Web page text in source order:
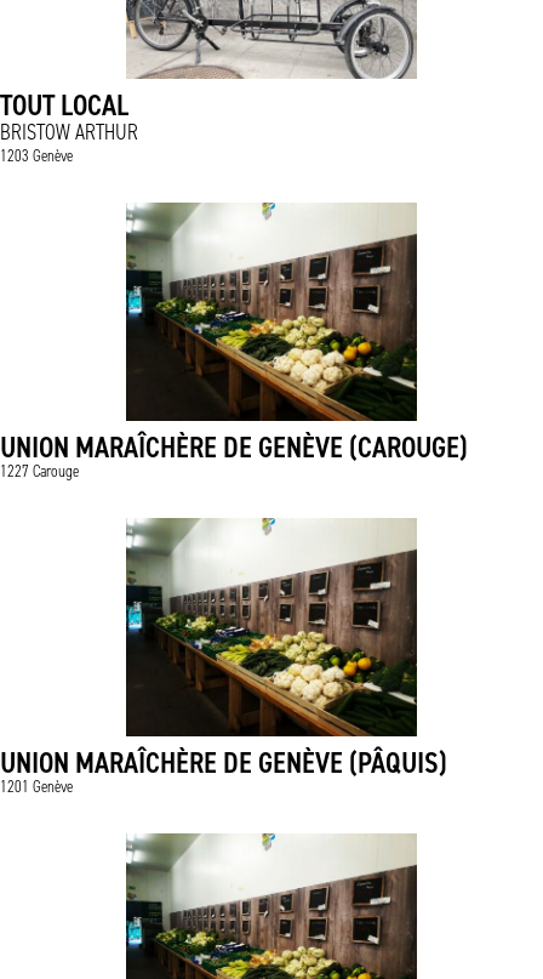
TOUT LOCAL
BRISTOW ARTHUR
1203 Genève
UNION MARAÎCHÈRE DE GENÈVE (CAROUGE)
1227 Carouge
UNION MARAÎCHÈRE DE GENÈVE (PÂQUIS)
1201 Genève